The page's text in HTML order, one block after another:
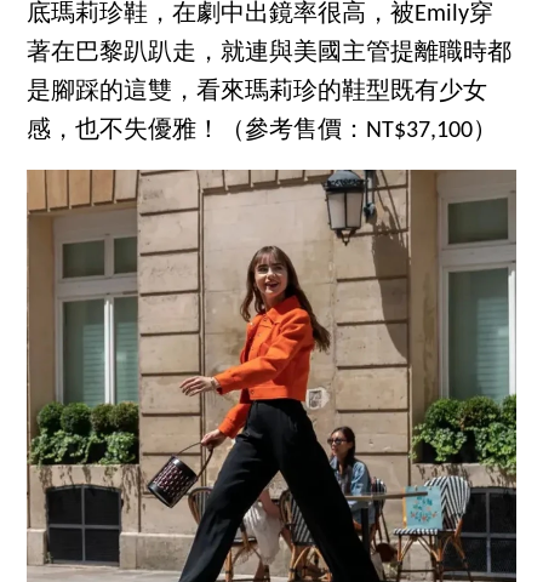
底瑪莉珍鞋，在劇中出鏡率很高，被Emily穿
著在巴黎趴趴走，就連與美國主管提離職時都
是腳踩的這雙，看來瑪莉珍的鞋型既有少女
感，也不失優雅！（參考售價：NT$37,100）